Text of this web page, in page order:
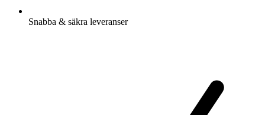
Snabba & säkra leveranser